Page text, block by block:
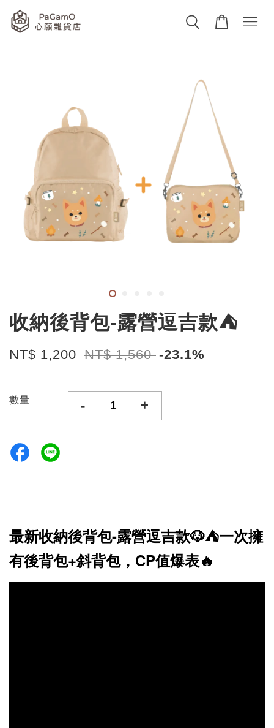
收納後背包-露營逗吉款⛺️
NT$ 1,200 NT$ 1,560 -23.1%
數量 - +
最新收納後背包-露營逗吉款🐶⛺️一次擁
有後背包+斜背包，CP值爆表🔥